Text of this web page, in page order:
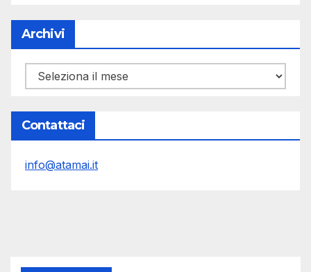
Archivi
Archivi
Contattaci
info@atamai.it